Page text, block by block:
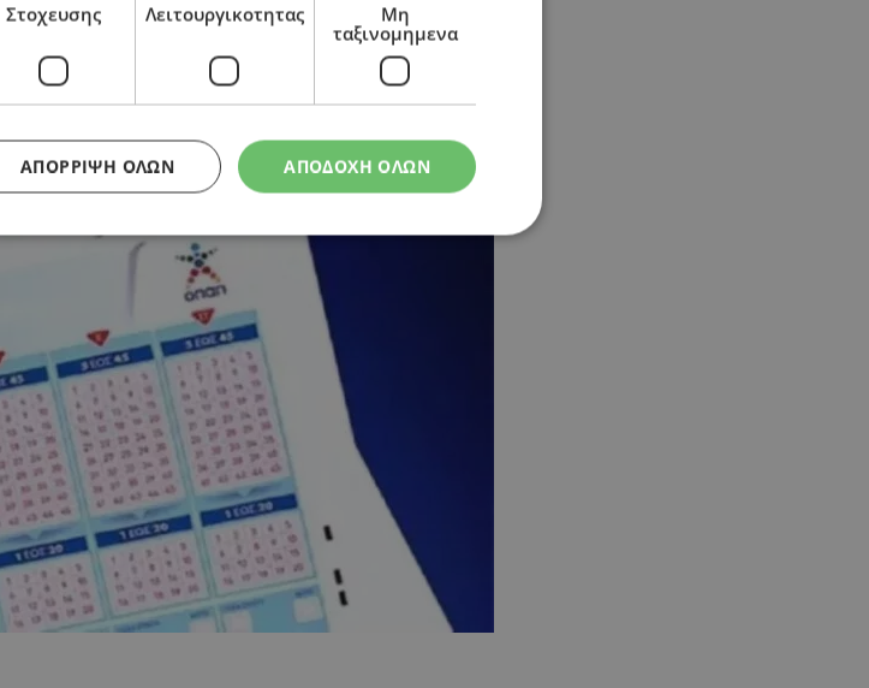
Στοχευσης Λειτουργικοτητας
Μη
ταξινομημενα
ΑΠΟΔΟΧΗ ΟΛΩΝ
ΑΠΌΡΡΙΨΗ ΌΛΩΝ